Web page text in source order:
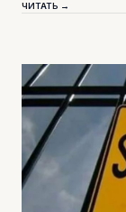
ЧИТАТЬ →